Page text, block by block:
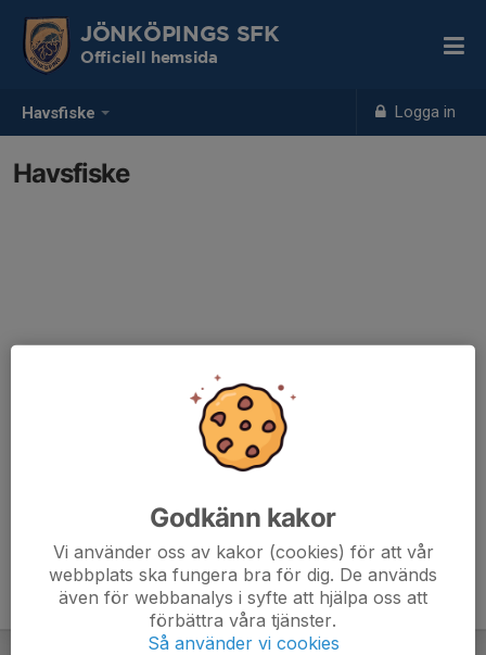
Havsfiske Logga in
JÖNKÖPINGS SFK
Officiell hemsida
Havsfiske
Godkänn kakor
Vi använder oss av kakor (cookies) för att vår
webbplats ska fungera bra för dig. De används
även för webbanalys i syfte att hjälpa oss att
förbättra våra tjänster.
Så använder vi cookies